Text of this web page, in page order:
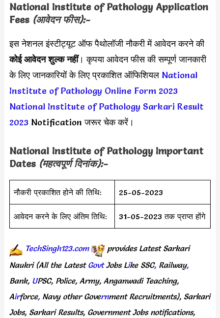
National Institute of Pathology Application
Fees (आवेदन फीस):-
इस नेशनल इंस्टीट्यूट ऑफ पैथोलॉजी नौकरी में आवेदन करने की
कोई आवेदन शुल्क नहीं। कृपया आवेदन फीस की सम्पूर्ण जानकारी
के लिए जानकारियों के लिए प्रकाशित ऑफिशियल National
Institute of Pathology Online Form 2023
National Institute of Pathology Sarkari Result
2023Notification जरूर चेक करें।
National Institute of Pathology Important
Dates (महत्वपूर्ण दिनांक):-
नौकरी प्रकाशित होने की तिथि: 25-05-2023
आवेदन करने के लिए अंतिम तिथि: 31-05-2023 तक प्राप्त होंगे
TechSingh123.com provides Latest Sarkari
Naukri (All the Latest Govt Jobs Like SSC, Railway,
Bank, UPSC, Police, Army, Anganwadi Teaching,
Airforce, Navy other Government Recruitments), Sarkari
Jobs, Sarkari Results, Government Jobs notifications,